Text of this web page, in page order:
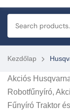
Kezdőlap
Akciós
Robotfűnyíró,
Fűnyíró Traktor